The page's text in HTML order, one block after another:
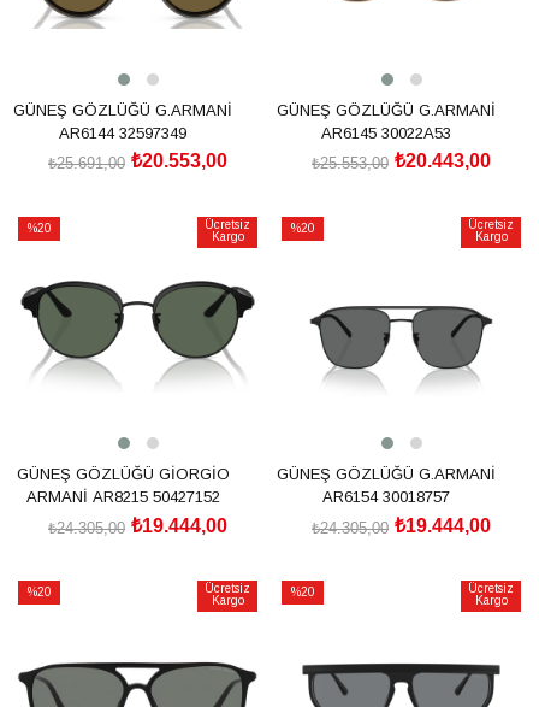
GÜNEŞ GÖZLÜĞÜ G.ARMANİ
AR6144 32597349
₺20.553,00
₺25.691,00
GÜNEŞ GÖZLÜĞÜ G.ARMANİ
AR6145 30022A53
₺20.443,00
₺25.553,00
%20
Ücretsiz
Kargo
GÜNEŞ GÖZLÜĞÜ GİORGİO
ARMANİ AR8215 50427152
₺19.444,00
₺24.305,00
%20
Ücretsiz
Kargo
GÜNEŞ GÖZLÜĞÜ G.ARMANİ
AR6154 30018757
₺19.444,00
₺24.305,00
%20
Ücretsiz
Kargo
%20
Ücretsiz
Kargo